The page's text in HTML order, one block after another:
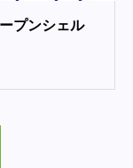
プンシェル